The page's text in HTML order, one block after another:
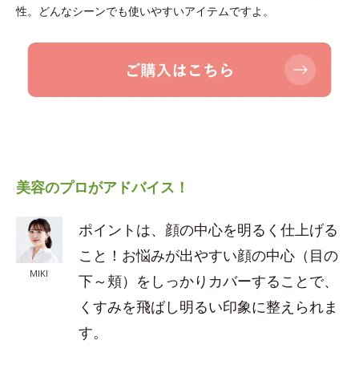
性。どんなシーンでも使いやすいアイテムですよ。
美容のプロがアドバイス！
MIKI
ポイントは、顔の中心を明るく仕上げる
こと！お悩みが出やすい顔の中心（目の
下～頬）をしっかりカバーすることで、
くすみを飛ばし明るい印象に整えられま
す。